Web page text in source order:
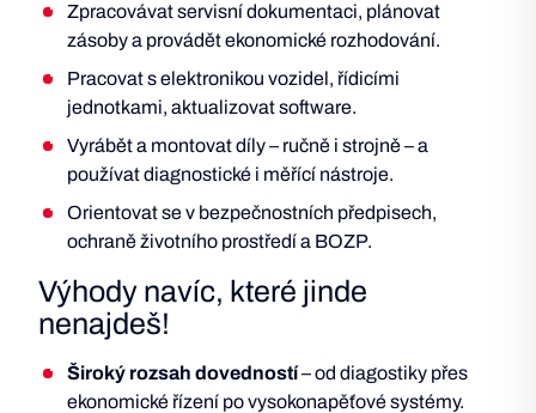
Zpracovávat servisní dokumentaci, plánovat
zásoby a provádět ekonomické rozhodování.
Pracovat s elektronikou vozidel, řídicími
jednotkami, aktualizovat software.
Vyrábět a montovat díly – ručně i strojně – a
používat diagnostické i měřící nástroje.
Orientovat se v bezpečnostních předpisech,
ochraně životního prostředí a BOZP.
Výhody navíc, které jinde
nenajdeš!
Široký rozsah dovedností– od diagostiky přes
ekonomické řízení po vysokonapěťové systémy.